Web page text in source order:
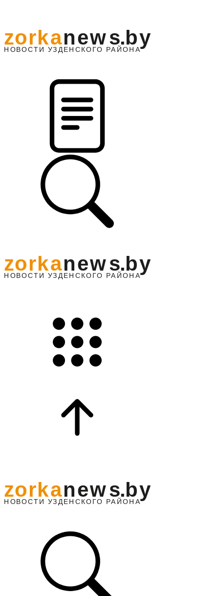
НО ВОСТИ УЗДЕНС КО ГО РАЙОНА
zorkanews.by